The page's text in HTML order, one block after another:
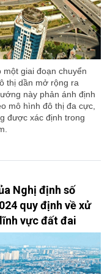
giai đoạn chuyển
thị dần mở rộng ra
này phản ánh định
mô hình đô thị đa cực,
được xác định trong
Nghị định số
quy định về xử
vực đất đai